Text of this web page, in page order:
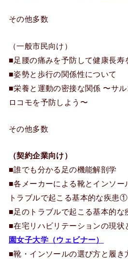
その他多数
（一般市民向け）
■足腰の痛みを予防して健康長寿
■姿勢と歩行の関係性について
■栄養と運動の密接な関係 〜サ
ロコモを予防しよう〜
その他多数
（契約企業向け）
■誰でも分かる足の機能解剖学
■各メーカーによる靴とインソ
トラブルで起こる基本的な疾患①
■足のトラブルで起こる基本的
■在宅リハビリテーションの現状
園女子大学（ウェビナー）
■靴・インソールの選び方と履き